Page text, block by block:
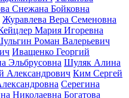
Снежана Бойковна
Журавлева Вера Семеновна
Мария Игоревна
Роман Валерьевич
Иващенко Георгий
Эльбрусовна Шуляк Алина
Александрович Ким Сергей
Серегина
Николаевна Богатова